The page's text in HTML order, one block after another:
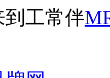
工常伴